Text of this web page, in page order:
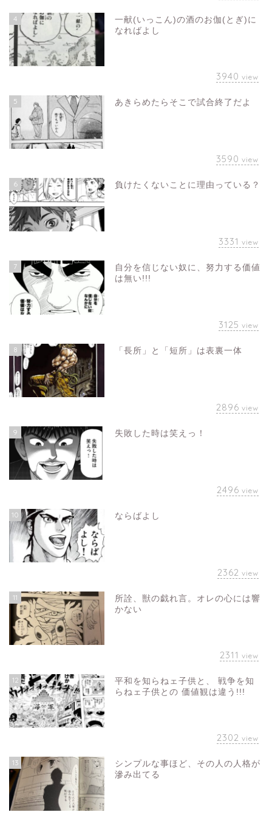
4
一献(いっこん)の酒のお伽(とぎ)に
なればよし
3940 view
5 あきらめたらそこで試合終了だよ
3590 view
6 負けたくないことに理由っている？
3331 view
7
自分を信じない奴に、努力する価値
は無い!!!
3125 view
8 「長所」と「短所」は表裏一体
2896 view
9 失敗した時は笑えっ！
2496 view
10 ならばよし
2362 view
11
所詮、獣の戯れ言。オレの心には響
かない
2311 view
12
平和を知らねェ子供と、 戦争を知
らねェ子供との 価値観は違う!!!
2302 view
13
シンプルな事ほど、その人の人格が
滲み出てる